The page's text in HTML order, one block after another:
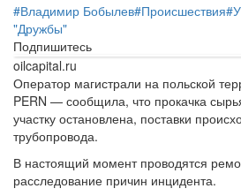
#Владимир Бобылев#Происшествия#
"Дружбы"
Подпишитесь
oilcapital.ru
Оператор магистрали на польской
PERN — сообщила, что прокачка
участку остановлена, поставки
трубопровода.
В настоящий момент проводятся
расследование причин инцидента.